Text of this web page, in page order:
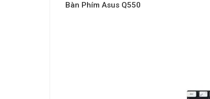
Bàn Phím Asus Q550